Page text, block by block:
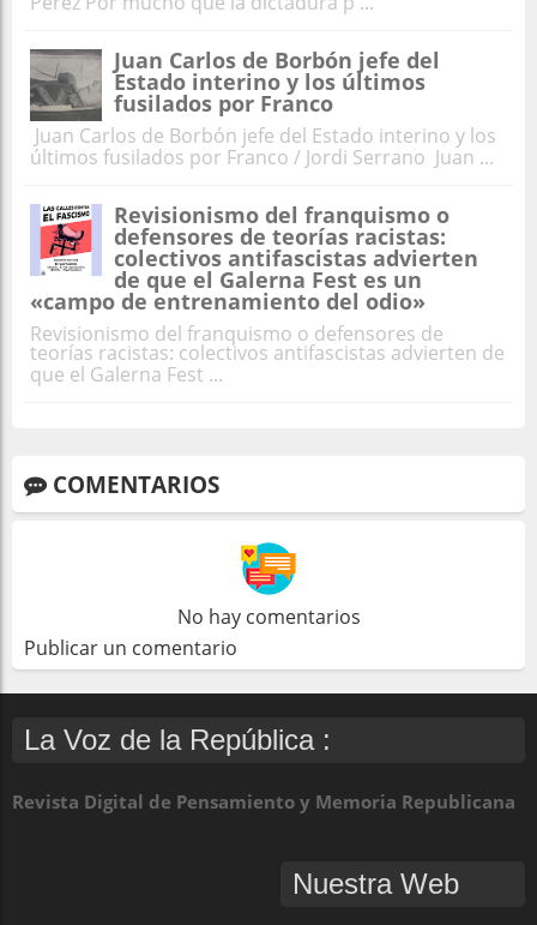
Juan Carlos de Borbón jefe del
Estado interino y los últimos
fusilados por Franco
Juan Carlos de Borbón jefe del Estado interino y los
últimos fusilados por Franco / Jordi Serrano Juan ...
Revisionismo del franquismo o
defensores de teorías racistas:
colectivos antifascistas advierten
de que el Galerna Fest es un
«campo de entrenamiento del odio»
Revisionismo del franquismo o defensores de
teorías racistas: colectivos antifascistas advierten de
que el Galerna Fest ...
COMENTARIOS
No hay comentarios
Publicar un comentario
La Voz de la República :
Revista Digital de Pensamiento y Memoria Republicana
Nuestra Web